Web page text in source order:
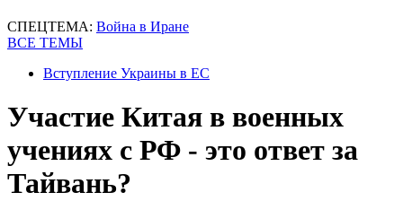
СПЕЦТЕМА: Война в Иране
ВСЕ ТЕМЫ
Вступление Украины в ЕС
Участие Китая в военных
учениях с РФ - это ответ за
Тайвань?